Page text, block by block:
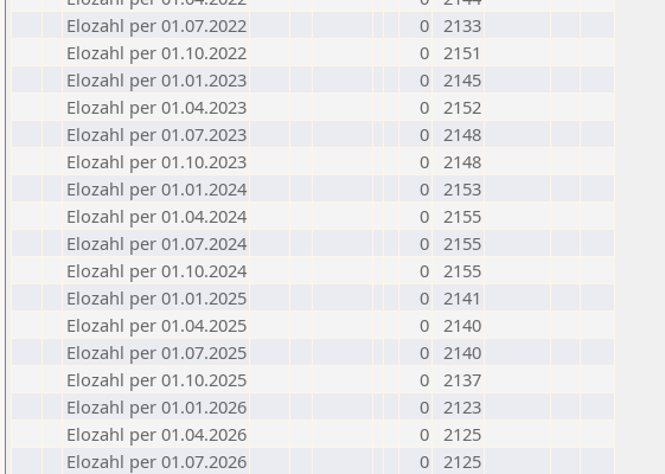
Elozahl per 01.07.2022
0 2133
Elozahl per 01.10.2022
0 2151
Elozahl per 01.01.2023
0 2145
Elozahl per 01.04.2023
0 2152
Elozahl per 01.07.2023
0 2148
Elozahl per 01.10.2023
0 2148
Elozahl per 01.01.2024
0 2153
Elozahl per 01.04.2024
0 2155
Elozahl per 01.07.2024
0 2155
Elozahl per 01.10.2024
0 2155
Elozahl per 01.01.2025
0 2141
Elozahl per 01.04.2025
0 2140
Elozahl per 01.07.2025
0 2140
Elozahl per 01.10.2025
0 2137
Elozahl per 01.01.2026
0 2123
Elozahl per 01.04.2026
0 2125
Elozahl per 01.07.2026
0 2125